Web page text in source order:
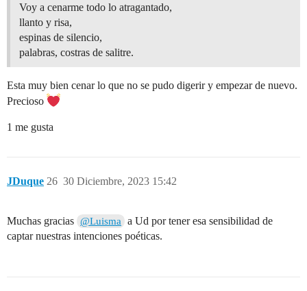
Voy a cenarme todo lo atragantado,
llanto y risa,
espinas de silencio,
palabras, costras de salitre.
Esta muy bien cenar lo que no se pudo digerir y empezar de nuevo.
Precioso
1 me gusta
JDuque 30 Diciembre, 2023 15:42
26
Muchas gracias @Luisma
a Ud por tener esa sensibilidad de
captar nuestras intenciones poéticas.